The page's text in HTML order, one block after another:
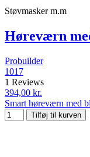
Støvmasker m.m
Høreværn
Probuilder
1017
1 Reviews
394,00 kr.
Smart høreværn med
Tilføj til kurven